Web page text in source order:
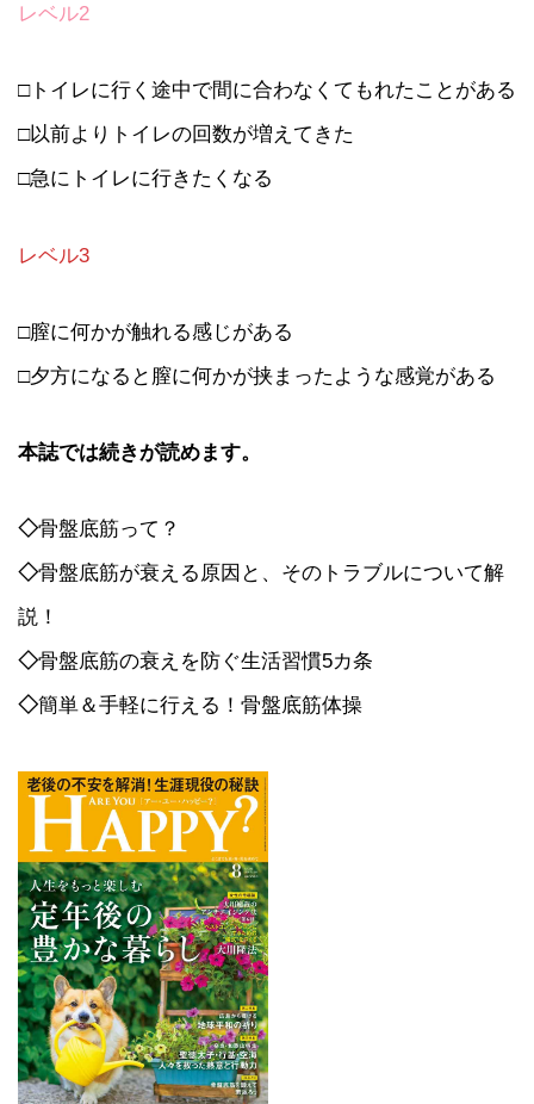
レベル2
□トイレに行く途中で間に合わなくてもれたことがある
□以前よりトイレの回数が増えてきた
□急にトイレに行きたくなる
レベル3
□膣に何かが触れる感じがある
□夕方になると膣に何かが挟まったような感覚がある
本誌では続きが読めます。
◇骨盤底筋って？
◇骨盤底筋が衰える原因と、そのトラブルについて解
説！
◇骨盤底筋の衰えを防ぐ生活習慣5カ条
◇簡単＆手軽に行える！骨盤底筋体操